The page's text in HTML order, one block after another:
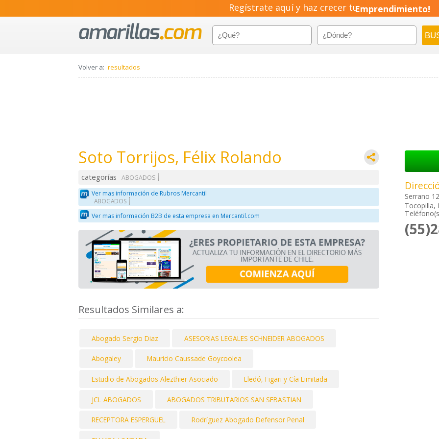
Regístrate aquí y haz crecer tuEmprendimiento!
Volver a: resultados
Soto Torrijos, Félix Rolando
categorías
ABOGADOS
Ver mas información de Rubros Mercantil
ABOGADOS
Ver mas información B2B de esta empresa en Mercantil.com
Resultados Similares a:
Abogado Sergio Diaz ASESORIAS LEGALES SCHNEIDER ABOGADOS
Abogaley Mauricio Caussade Goycoolea
Estudio de Abogados Alezthier Asociado Lledó, Figari y Cía Limitada
JCL ABOGADOS ABOGADOS TRIBUTARIOS SAN SEBASTIAN
RECEPTORA ESPERGUEL Rodríguez Abogado Defensor Penal
Serrano
Tocopilla,